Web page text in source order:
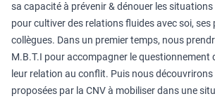
sa capacité à prévenir & dénouer les
pour cultiver des relations fluides avec soi, ses
collègues. Dans un premier temps, nous
M.B.T.I pour accompagner le questionnement
leur relation au conflit. Puis nous
proposées par la CNV à mobiliser dans une